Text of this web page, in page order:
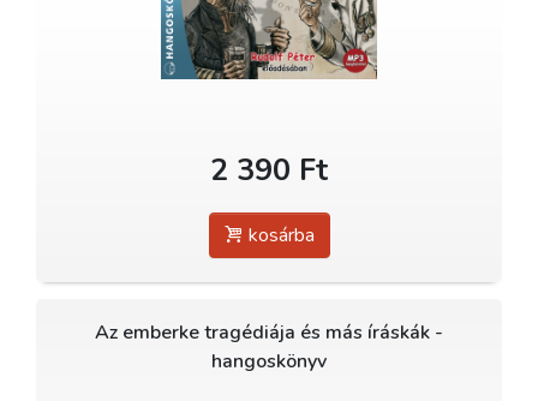
2 390 Ft
kosárba
Az emberke tragédiája és más íráskák -
hangoskönyv